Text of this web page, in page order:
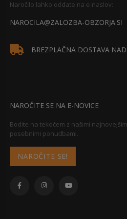
Naročilo lahko oddate na e-naslov:
NAROCILA@ZALOZBA-OBZORJA.SI
BREZPLAČNA DOSTAVA
NAROČITE SE NA E-NOVICE
Bodite na tekočem z našimi
posebnimi ponudbami.
NAROČITE SE!